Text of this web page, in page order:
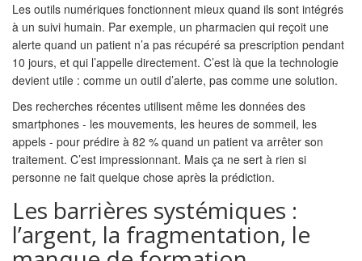
Les outils numériques fonctionnent mieux quand ils sont intégrés
à un suivi humain. Par exemple, un pharmacien qui reçoit une
alerte quand un patient n’a pas récupéré sa prescription pendant
10 jours, et qui l’appelle directement. C’est là que la technologie
devient utile : comme un outil d’alerte, pas comme une solution.
Des recherches récentes utilisent même les données des
smartphones - les mouvements, les heures de sommeil, les
appels - pour prédire à 82 % quand un patient va arrêter son
traitement. C’est impressionnant. Mais ça ne sert à rien si
personne ne fait quelque chose après la prédiction.
Les barrières systémiques :
l’argent, la fragmentation, le